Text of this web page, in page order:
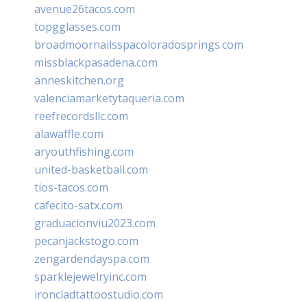
avenue26tacos.com
topgglasses.com
broadmoornailsspacoloradosprings.com
missblackpasadena.com
anneskitchen.org
valenciamarketytaqueria.com
reefrecordsllc.com
alawaffle.com
aryouthfishing.com
united-basketball.com
tios-tacos.com
cafecito-satx.com
graduacionviu2023.com
pecanjackstogo.com
zengardendayspa.com
sparklejewelryinc.com
ironcladtattoostudio.com